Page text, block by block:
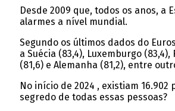
Desde 2009 que, todos os anos, a
alarmes a nível mundial.
Segundo os últimos dados do
a Suécia (83,4), Luxemburgo
(81,6) e Alemanha (81,2), entre
No início de 2024 , existiam
segredo de todas essas pessoas?